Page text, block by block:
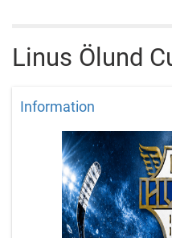
Linus Ölund
Information